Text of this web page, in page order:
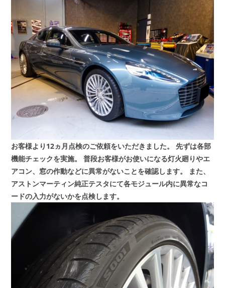
お客様より12ヵ月点検のご依頼をいただきました。
先ずは各部
機能チェックを実施。
普段お客様がお使いになる灯火廻りやエ
アコン、窓の作動などに異常がないことを確認します。
また、
アストンマーティン純正テスタにて各モジュール内に異常なコ
ードの入力がないかを点検します。